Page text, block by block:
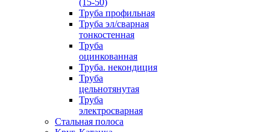
(15-50)
Труба профильная
Труба эл/сварная
тонкостенная
Труба
оцинкованная
Труба. некондиция
Труба
цельнотянутая
Труба
электросварная
Стальная полоса